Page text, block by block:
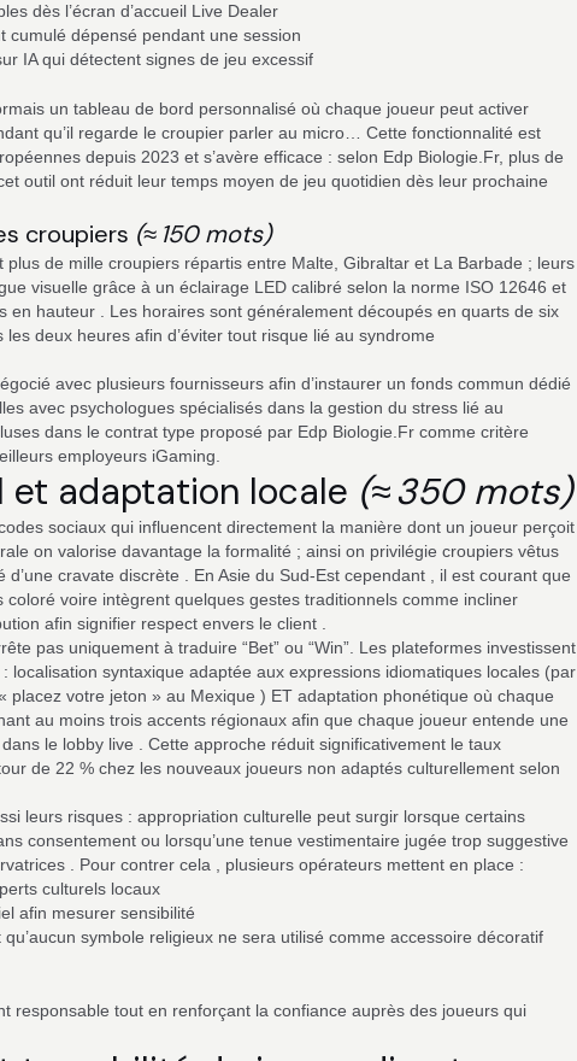
dès l’écran d’accueil Live Dealer
cumulé dépensé pendant une session
IA qui détectent signes de jeu excessif
un tableau de bord personnalisé où chaque joueur peut activer
qu’il regarde le croupier parler au micro… Cette fonctionnalité est
depuis 2023 et s’avère efficace : selon Edp Biologie.Fr, plus de
outil ont réduit leur temps moyen de jeu quotidien dès leur prochaine
croupiers (≈ 150 mots)
de mille croupiers répartis entre Malte, Gibraltar et La Barbade ; leurs
visuelle grâce à un éclairage LED calibré selon la norme ISO 12646 et
en hauteur . Les horaires sont généralement découpés en quarts de six
deux heures afin d’éviter tout risque lié au syndrome
avec plusieurs fournisseurs afin d’instaurer un fonds commun dédié
avec psychologues spécialisés dans la gestion du stress lié au
dans le contrat type proposé par Edp Biologie.Fr comme critère
employeurs iGaming.
et adaptation locale (≈ 350 mots)
sociaux qui influencent directement la manière dont un joueur perçoit
on valorise davantage la formalité ; ainsi on privilégie croupiers vêtus
cravate discrète . En Asie du Sud‑Est cependant , il est courant que
voire intègrent quelques gestes traditionnels comme incliner
afin signifier respect envers le client .
pas uniquement à traduire “Bet” ou “Win”. Les plateformes investissent
localisation syntaxique adaptée aux expressions idiomatiques locales (par
placez votre jeton » au Mexique ) ET adaptation phonétique où chaque
au moins trois accents régionaux afin que chaque joueur entende une
le lobby live . Cette approche réduit significativement le taux
de 22 % chez les nouveaux joueurs non adaptés culturellement selon
leurs risques : appropriation culturelle peut surgir lorsque certains
consentement ou lorsqu’une tenue vestimentaire jugée trop suggestive
. Pour contrer cela , plusieurs opérateurs mettent en place :
culturels locaux
afin mesurer sensibilité
symbole religieux ne sera utilisé comme accessoire décoratif
responsable tout en renforçant la confiance auprès des joueurs qui